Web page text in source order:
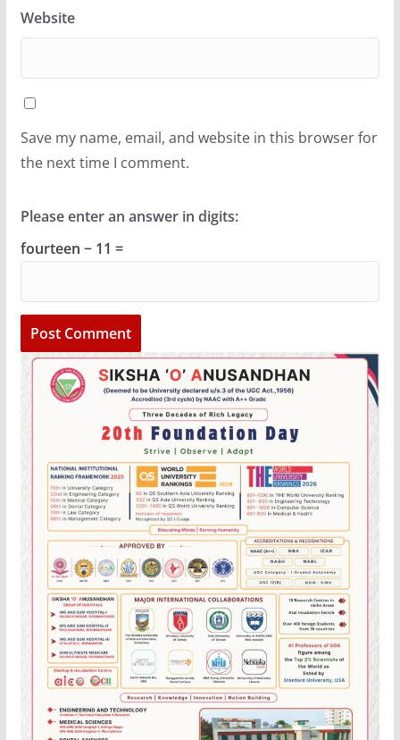
Website
Save my name, email, and website in this browser for
the next time I comment.
Please enter an answer in digits:
fourteen − 11 =